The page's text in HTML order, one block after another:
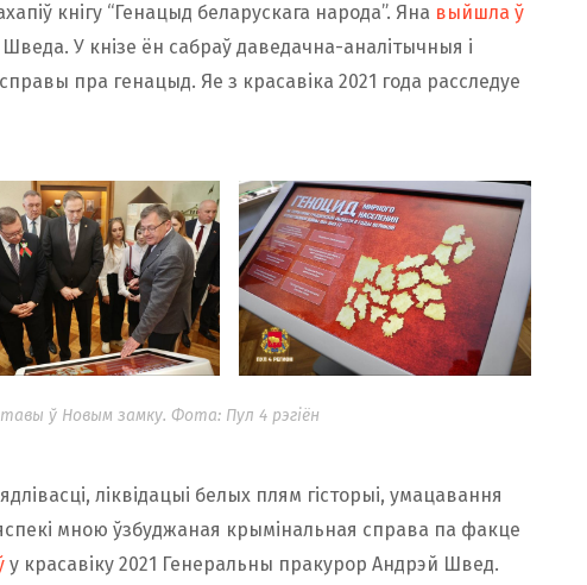
кнігу “Генацыд беларускага народа”. Яна выйшла ў
У кнізе ён сабраў даведачна-аналітычныя і
пра генацыд. Яе з красавіка 2021 года расследуе
ў Новым замку. Фота: Пул 4 рэгіён
ліквідацыі белых плям гісторыі, умацавання
мною ўзбуджаная крымінальная справа па факце
у красавіку 2021 Генеральны пракурор Андрэй Швед.